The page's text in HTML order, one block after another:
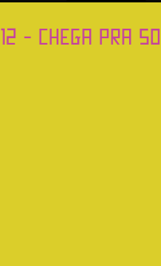
12 - Chega pra